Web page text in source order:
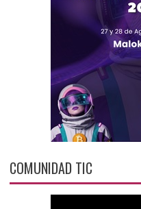
COMUNIDAD TIC